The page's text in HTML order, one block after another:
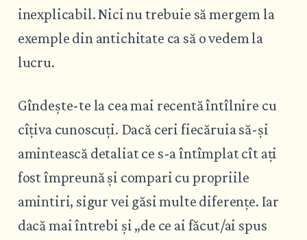
inexplicabil. Nici nu trebuie să mergem la
exemple din antichitate ca să o vedem la
lucru.
Gîndește-te la cea mai recentă întîlnire cu
cîțiva cunoscuți. Dacă ceri fiecăruia să-și
amintească detaliat ce s-a întîmplat cît ați
fost împreună și compari cu propriile
amintiri, sigur vei găsi multe diferențe. Iar
dacă mai întrebi și „de ce ai făcut/ai spus